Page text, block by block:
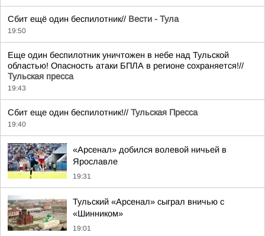
Сбит ещё один беспилотник// Вести - Тула
19:50
Еще один беспилотник уничтожен в небе над Тульской
областью! Опасность атаки БПЛА в регионе сохраняется!//
Тульская пресса
19:43
Сбит еще один беспилотник!// Тульская Пресса
19:40
«Арсенал» добился волевой ничьей в
Ярославле
19:31
Тульский «Арсенал» сыграл вничью с
«Шинником»
19:01